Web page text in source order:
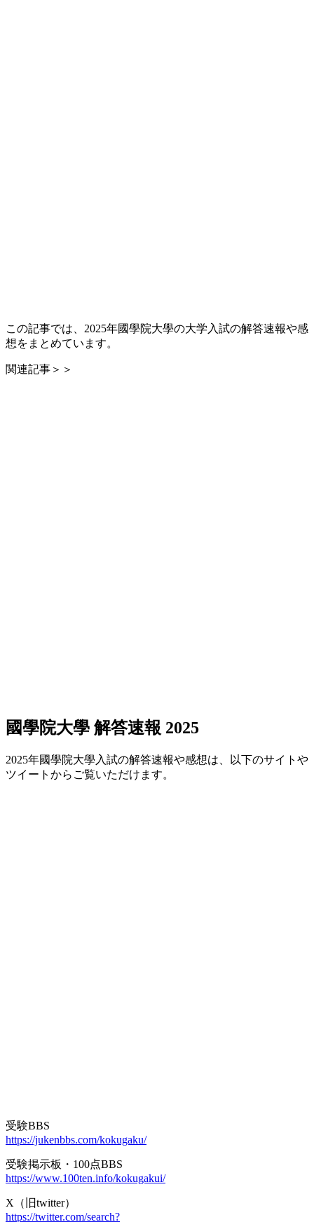
この記事では、2025年國學院大學の大学入試の解答速報や感
想をまとめています。
関連記事＞＞
國學院大學 解答速報 2025
2025年國學院大學入試の解答速報や感想は、以下のサイトや
ツイートからご覧いただけます。
受験BBS
https://jukenbbs.com/kokugaku/
受験掲示板・100点BBS
https://www.100ten.info/kokugakui/
X（旧twitter）
https://twitter.com/search?